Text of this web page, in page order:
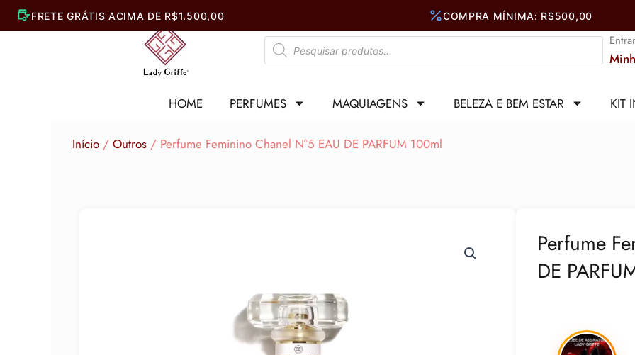
Pesquisar
produtos
HOME PERFUMES MAQUIAGENS BELEZA E BEM ESTAR KIT
Início / Outros / Perfume Feminino Chanel N°5 EAU DE PARFUM 100ml
Perfume
DE